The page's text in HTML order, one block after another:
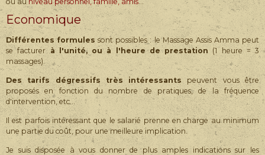
Economique
Différentes formules sont possibles : le Massage Assis Amma peut
se facturer à l'unité, ou à l'heure de prestation (1 heure = 3
massages).
Des tarifs dégressifs très intéressantspeuvent vous être
proposés en fonction du nombre de pratiques, de la fréquence
d'intervention, etc...
Il est parfois intéressant que le salarié prenne en charge au minimum
une partie du coût, pour une meilleure implication.
Je suis disposée à vous donner de plus amples indications sur les